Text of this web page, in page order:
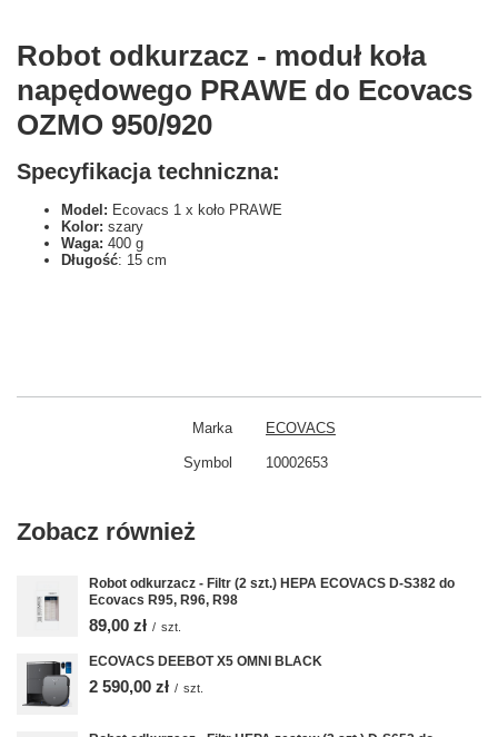
Robot odkurzacz - moduł koła
napędowego PRAWE do Ecovacs
OZMO 950/920
Specyfikacja techniczna:
Model: Ecovacs 1 x koło PRAWE
Kolor: szary
Waga: 400 g
Długość: 15 cm
Marka ECOVACS
Symbol 10002653
Zobacz również
Robot odkurzacz - Filtr (2 szt.) HEPA ECOVACS D-S382 do
Ecovacs R95, R96, R98
89,00 zł / szt.
ECOVACS DEEBOT X5 OMNI BLACK
2 590,00 zł / szt.